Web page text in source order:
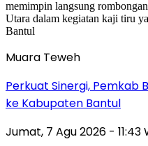
Muara Teweh
Perkuat Sinergi, Pemkab
ke Kabupaten Bantul
Jumat, 7 Agu 2026 - 11:43